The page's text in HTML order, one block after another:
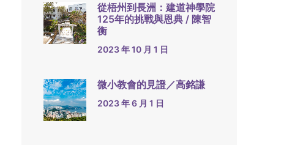
從梧州到長洲：建道神學院
125年的挑戰與恩典 / 陳智
衡
2023 年 10 月 1 日
微小教會的見證／高銘謙
2023 年 6 月 1 日